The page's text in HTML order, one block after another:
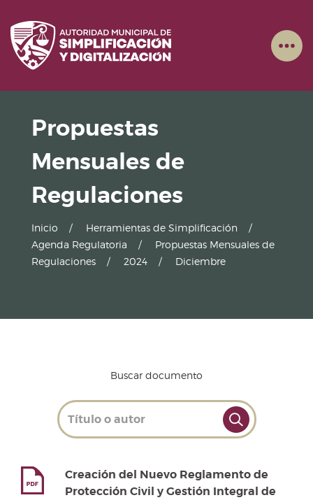
Propuestas
Mensuales de
Regulaciones
Inicio
Herramientas de Simplificación
Agenda Regulatoria
Propuestas Mensuales de
Regulaciones
2024 Diciembre
Buscar documento
Creación del Nuevo Reglamento de
Protección Civil y Gestión Integral de